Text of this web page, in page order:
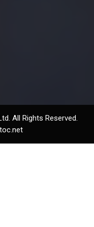
All Rights Reserved.